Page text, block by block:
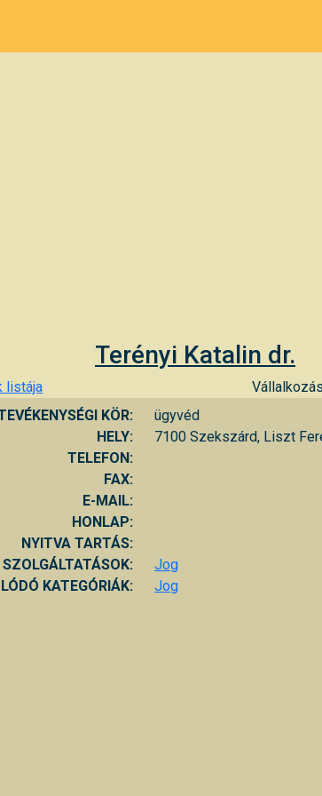
Terényi Katalin dr.
listája
KÖR:
ügyvéd
HELY:
7100 Szekszárd, Liszt
TELEFON:
FAX:
E-MAIL:
HONLAP:
NYITVA TARTÁS:
Jog
KATEGÓRIÁK:
Jog